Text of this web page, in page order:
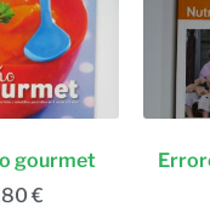
gourmet
€